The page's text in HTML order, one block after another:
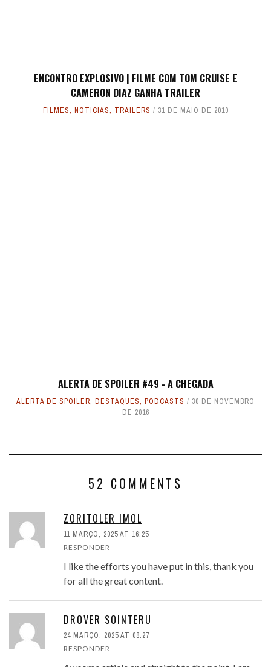
ENCONTRO EXPLOSIVO | FILME COM TOM CRUISE E
CAMERON DIAZ GANHA TRAILER
FILMES, NOTICIAS, TRAILERS 31 DE MAIO DE 2010
ALERTA DE SPOILER #49 - A CHEGADA
ALERTA DE SPOILER, DESTAQUES, PODCASTS
30 DE NOVEMBRO
DE 2016
52 COMMENTS
ZORITOLER IMOL
11 MARÇO, 2025 AT 16:25
RESPONDER
I like the efforts you have put in this, thank you
for all the great content.
DROVER SOINTERU
24 MARÇO, 2025 AT 08:27
RESPONDER